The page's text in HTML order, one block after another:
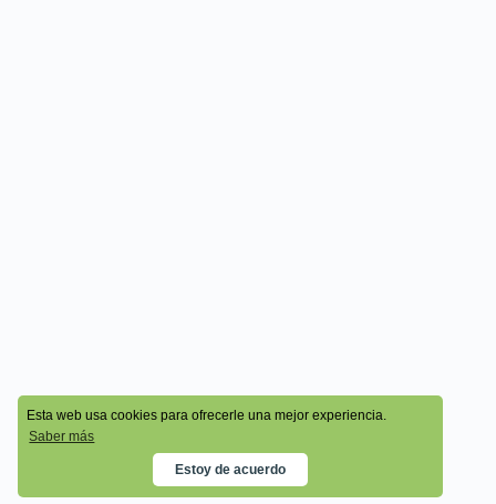
Esta web usa cookies para ofrecerle una mejor experiencia.
Saber más
Estoy de acuerdo
© 2026 - Cala Academy